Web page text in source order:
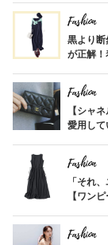
Fashion
黒より断
が正解！
Fashion
【シャ
愛用して
Fashion
「それ
【ワン
Fashion